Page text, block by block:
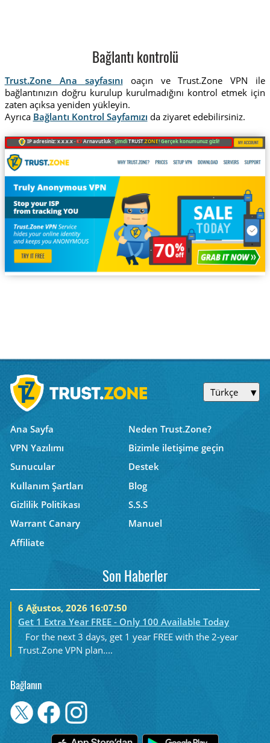
Bağlantı kontrolü
Trust.Zone Ana sayfasını oaçın ve Trust.Zone VPN ile
bağlantınızın doğru kurulup kurulmadığını kontrol etmek için
zaten açıksa yeniden yükleyin.
Ayrıca Bağlantı Kontrol Sayfamızı da ziyaret edebilirsiniz.
IP adresiniz: x.x.x.x · Arnavutluk ·ŞimdiTRUST.ZONE! Gerçek konumunuz gizli!
Türkçe
Ana Sayfa
Neden Trust.Zone?
VPN Yazılımı
Bizimle iletişime geçin
Sunucular
Destek
Kullanım Şartları
Blog
Gizlilik Politikası
S.S.S
Warrant Canary
Manuel
Affiliate
Son Haberler
6 Ağustos, 2026 16:07:50
Get 1 Extra Year FREE - Only 100 Available Today
For the next 3 days, get 1 year FREE with the 2-year
Trust.Zone VPN plan....
Bağlanın